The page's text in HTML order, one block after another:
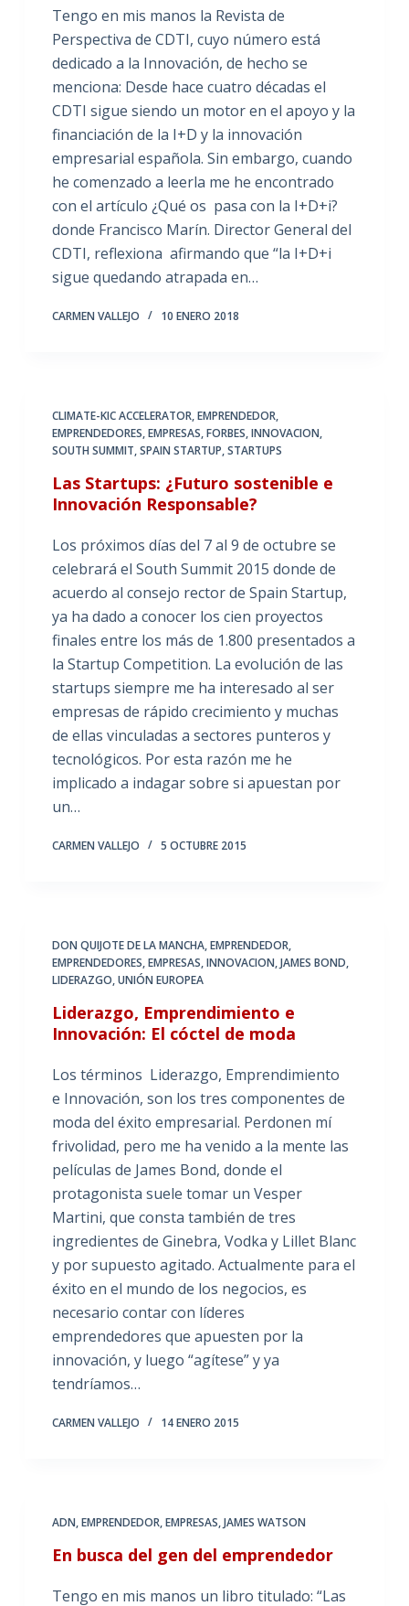
Tengo en mis manos la Revista de
Perspectiva de CDTI, cuyo número está
dedicado a la Innovación, de hecho se
menciona: Desde hace cuatro décadas el
CDTI sigue siendo un motor en el apoyo y la
financiación de la I+D y la innovación
empresarial española. Sin embargo, cuando
he comenzado a leerla me he encontrado
con el artículo ¿Qué os pasa con la I+D+i?
donde Francisco Marín. Director General del
CDTI, reflexiona afirmando que “la I+D+i
sigue quedando atrapada en…
CARMEN VALLEJO 10 ENERO 2018
CLIMATE-KIC ACCELERATOR,EMPRENDEDOR,
EMPRENDEDORES,EMPRESAS,FORBES,INNOVACION,
SOUTH SUMMIT,SPAIN STARTUP,STARTUPS
Las Startups: ¿Futuro sostenible e
Innovación Responsable?
Los próximos días del 7 al 9 de octubre se
celebrará el South Summit 2015 donde de
acuerdo al consejo rector de Spain Startup,
ya ha dado a conocer los cien proyectos
finales entre los más de 1.800 presentados a
la Startup Competition. La evolución de las
startups siempre me ha interesado al ser
empresas de rápido crecimiento y muchas
de ellas vinculadas a sectores punteros y
tecnológicos. Por esta razón me he
implicado a indagar sobre si apuestan por
un…
CARMEN VALLEJO 5 OCTUBRE 2015
DON QUIJOTE DE LA MANCHA,EMPRENDEDOR,
EMPRENDEDORES,EMPRESAS,INNOVACION,JAMES BOND,
LIDERAZGO,UNIÓN EUROPEA
Liderazgo, Emprendimiento e
Innovación: El cóctel de moda
Los términos Liderazgo, Emprendimiento
e Innovación, son los tres componentes de
moda del éxito empresarial. Perdonen mí
frivolidad, pero me ha venido a la mente las
películas de James Bond, donde el
protagonista suele tomar un Vesper
Martini, que consta también de tres
ingredientes de Ginebra, Vodka y Lillet Blanc
y por supuesto agitado. Actualmente para el
éxito en el mundo de los negocios, es
necesario contar con líderes
emprendedores que apuesten por la
innovación, y luego “agítese” y ya
tendríamos…
CARMEN VALLEJO 14 ENERO 2015
ADN,EMPRENDEDOR,EMPRESAS,JAMES WATSON
En busca del gen del emprendedor
Tengo en mis manos un libro titulado: “Las